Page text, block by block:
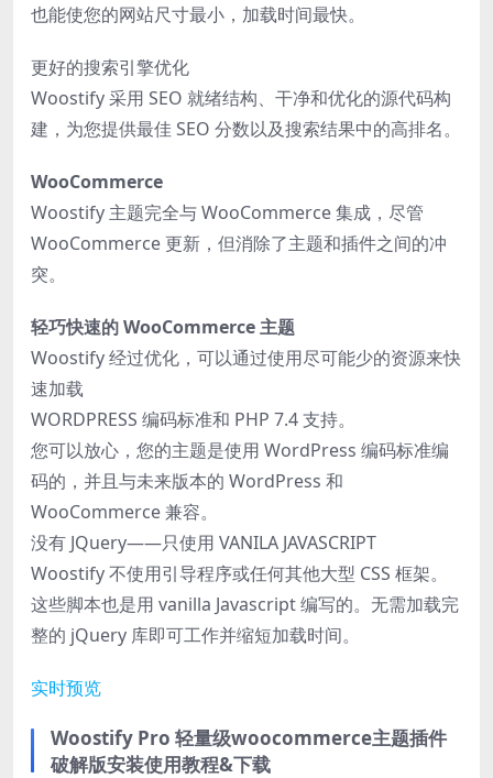
也能使您的网站尺寸最小，加载时间最快。
更好的搜索引擎优化
Woostify 采用 SEO 就绪结构、干净和优化的源代码构
建，为您提供最佳 SEO 分数以及搜索结果中的高排名。
WooCommerce
Woostify 主题完全与 WooCommerce 集成，尽管
WooCommerce 更新，但消除了主题和插件之间的冲
突。
轻巧快速的 WooCommerce 主题
Woostify 经过优化，可以通过使用尽可能少的资源来快
速加载
WORDPRESS 编码标准和 PHP 7.4 支持。
您可以放心，您的主题是使用 WordPress 编码标准编
码的，并且与未来版本的 WordPress 和
WooCommerce 兼容。
没有 JQuery——只使用 VANILA JAVASCRIPT
Woostify 不使用引导程序或任何其他大型 CSS 框架。
这些脚本也是用 vanilla Javascript 编写的。无需加载完
整的 jQuery 库即可工作并缩短加载时间。
实时预览
Woostify Pro 轻量级woocommerce主题插件
破解版安装使用教程&下载